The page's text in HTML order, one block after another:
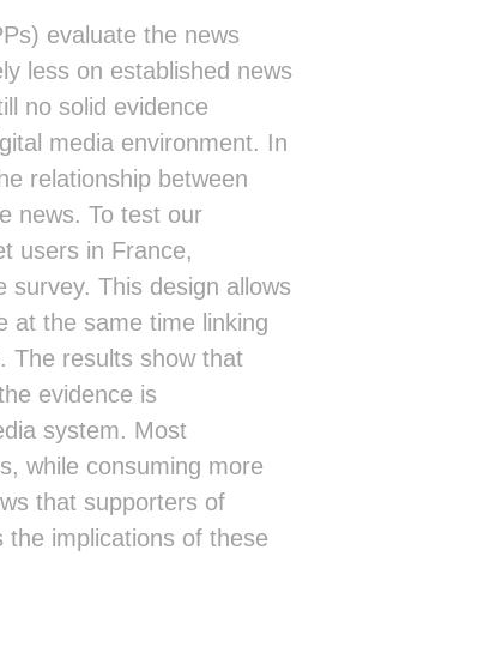
░░░░░░░░
░ ░░░░░░░░░
░░░░░░
░░░░░░ ░
░░░░░
░
░
evaluate the news
less on established news
no solid evidence
media environment. In
relationship between
news. To test our
users in France,
This design allows
at the same time linking
The results show that
evidence is
system. Most
while consuming more
that supporters of
implications of these